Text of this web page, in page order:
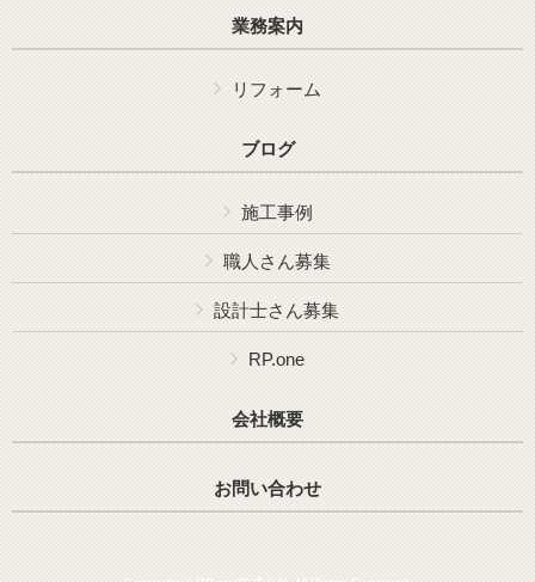
業務案内
リフォーム
ブログ
施工事例
職人さん募集
設計士さん募集
RP.one
会社概要
お問い合わせ